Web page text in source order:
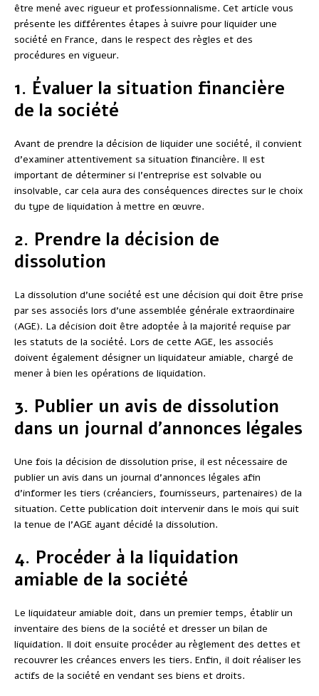
être mené avec rigueur et professionnalisme. Cet article vous
présente les différentes étapes à suivre pour liquider une
société en France, dans le respect des règles et des
procédures en vigueur.
1. Évaluer la situation financière
de la société
Avant de prendre la décision de liquider une société, il convient
d’examiner attentivement sa situation financière. Il est
important de déterminer si l’entreprise est solvable ou
insolvable, car cela aura des conséquences directes sur le choix
du type de liquidation à mettre en œuvre.
2. Prendre la décision de
dissolution
La dissolution d’une société est une décision qui doit être prise
par ses associés lors d’une assemblée générale extraordinaire
(AGE). La décision doit être adoptée à la majorité requise par
les statuts de la société. Lors de cette AGE, les associés
doivent également désigner un liquidateur amiable, chargé de
mener à bien les opérations de liquidation.
3. Publier un avis de dissolution
dans un journal d’annonces légales
Une fois la décision de dissolution prise, il est nécessaire de
publier un avis dans un journal d’annonces légales afin
d’informer les tiers (créanciers, fournisseurs, partenaires) de la
situation. Cette publication doit intervenir dans le mois qui suit
la tenue de l’AGE ayant décidé la dissolution.
4. Procéder à la liquidation
amiable de la société
Le liquidateur amiable doit, dans un premier temps, établir un
inventaire des biens de la société et dresser un bilan de
liquidation. Il doit ensuite procéder au règlement des dettes et
recouvrer les créances envers les tiers. Enfin, il doit réaliser les
actifs de la société en vendant ses biens et droits.